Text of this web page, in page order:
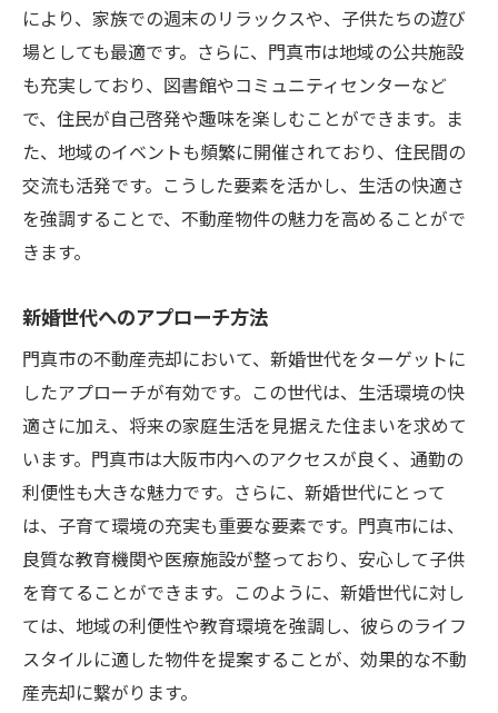
により、家族での週末のリラックスや、子供たちの遊び
場としても最適です。さらに、門真市は地域の公共施設
も充実しており、図書館やコミュニティセンターなど
で、住民が自己啓発や趣味を楽しむことができます。ま
た、地域のイベントも頻繁に開催されており、住民間の
交流も活発です。こうした要素を活かし、生活の快適さ
を強調することで、不動産物件の魅力を高めることがで
きます。
新婚世代へのアプローチ方法
門真市の不動産売却において、新婚世代をターゲットに
したアプローチが有効です。この世代は、生活環境の快
適さに加え、将来の家庭生活を見据えた住まいを求めて
います。門真市は大阪市内へのアクセスが良く、通勤の
利便性も大きな魅力です。さらに、新婚世代にとって
は、子育て環境の充実も重要な要素です。門真市には、
良質な教育機関や医療施設が整っており、安心して子供
を育てることができます。このように、新婚世代に対し
ては、地域の利便性や教育環境を強調し、彼らのライフ
スタイルに適した物件を提案することが、効果的な不動
産売却に繋がります。